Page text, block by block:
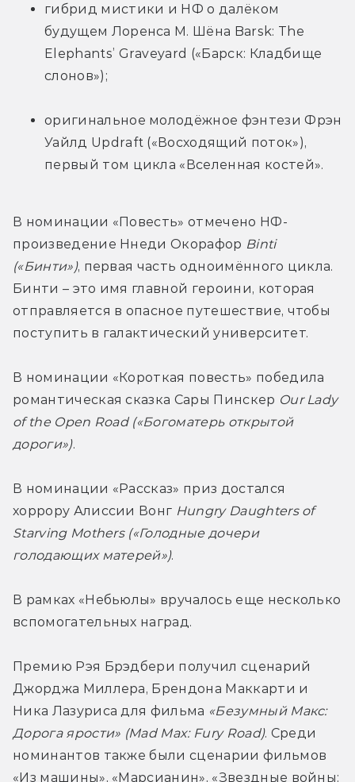
гибрид мистики и НФ о далёком
будущем Лоренса М. Шёна Barsk: The
Elephants’ Graveyard («Барск: Кладбище
слонов»);
оригинальное молодёжное фэнтези Фрэн
Уайлд Updraft («Восходящий поток»),
первый том цикла «Вселенная костей».
В номинации «Повесть» отмечено НФ-
произведение Ннеди Окорафор Binti
(«Бинти»), первая часть одноимённого цикла.
Бинти – это имя главной героини, которая
отправляется в опасное путешествие, чтобы
поступить в галактический университет.
В номинации «Короткая повесть» победила
романтическая сказка Сары Пинскер Our Lady
of the Open Road («Богоматерь открытой
дороги»).
В номинации «Рассказ» приз достался
хоррору Алиссии Вонг Hungry Daughters of
Starving Mothers («Голодные дочери
голодающих матерей»).
В рамках «Небьюлы» вручалось еще несколько
вспомогательных наград.
Премию Рэя Брэдбери получил сценарий
Джорджа Миллера, Брендона Маккарти и
Ника Лазуриса для фильма «Безумный Макс:
Дорога ярости» (Mad Max: Fury Road). Среди
номинантов также были сценарии фильмов
«Из машины», «Марсианин», «Звездные войны: